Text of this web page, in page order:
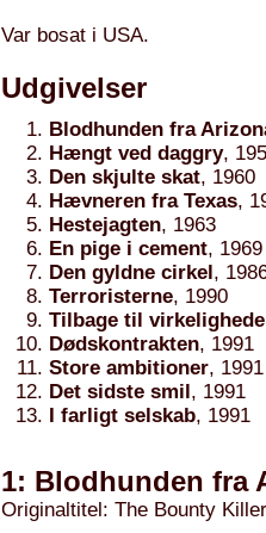
Var bosat i USA.
Udgivelser
Blodhunden fra
Hængt ved daggry,
Den skjulte skat, 1960
Hævneren fra Texas,
Hestejagten, 1963
En pige i cement, 1969
Den gyldne cirkel,
Terroristerne, 1990
Tilbage til
Dødskontrakten, 1991
Store ambitioner, 1991
Det sidste smil, 1991
I farligt selskab, 1991
1: Blodhunden fra
Originaltitel: The Bounty Killer